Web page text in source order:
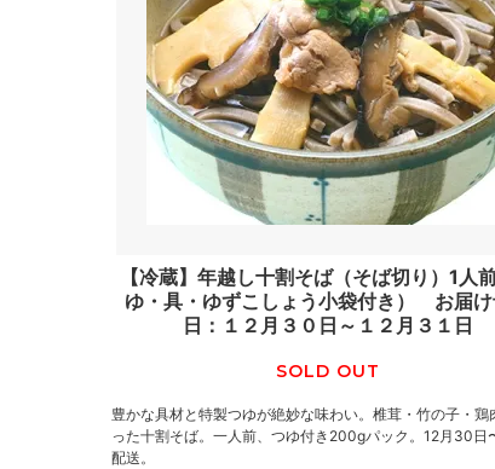
【冷蔵】年越し十割そば（そば切り）1人
ゆ・具・ゆずこしょう小袋付き） お届け
日：１２月３０日～１２月３１日
SOLD OUT
豊かな具材と特製つゆが絶妙な味わい。椎茸・竹の子・鶏
った十割そば。一人前、つゆ付き200gパック。12月30日
配送。